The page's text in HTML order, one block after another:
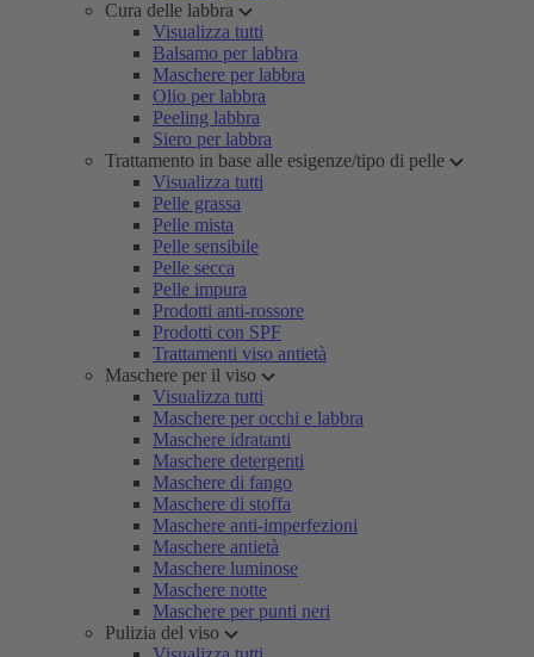
Cura delle labbra
Visualizza tutti
Balsamo per labbra
Maschere per labbra
Olio per labbra
Peeling labbra
Siero per labbra
Trattamento in base alle esigenze/tipo di pelle
Visualizza tutti
Pelle grassa
Pelle mista
Pelle sensibile
Pelle secca
Pelle impura
Prodotti anti-rossore
Prodotti con SPF
Trattamenti viso antietà
Maschere per il viso
Visualizza tutti
Maschere per occhi e labbra
Maschere idratanti
Maschere detergenti
Maschere di fango
Maschere di stoffa
Maschere anti-imperfezioni
Maschere antietà
Maschere luminose
Maschere notte
Maschere per punti neri
Pulizia del viso